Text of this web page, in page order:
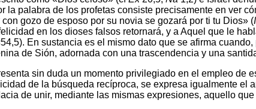
la palabra de los profetas consiste precisamente en ver
gozo de esposo por su novia se gozará por ti tu Dios» (
en los dioses falsos retornará, y a Aquel que le
54,5). En sustancia es el mismo dato que se afirma
de Sión, adornada con una trascendencia y una
sin duda un momento privilegiado en el empleo de
de la búsqueda recíproca, se expresa igualmente
de unir, mediante las mismas expresiones, aquello